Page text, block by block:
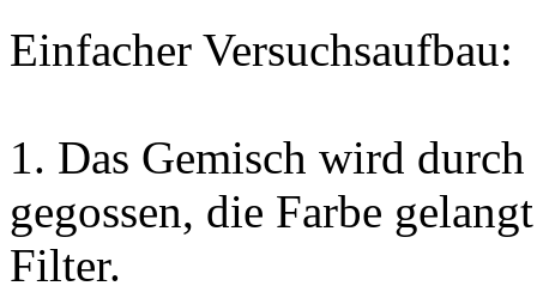
Einfacher Versuchsaufbau:
1. Das Gemisch wird
gegossen, die Farbe
Filter.